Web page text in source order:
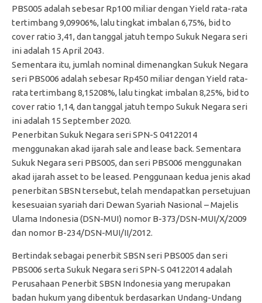
PBS005 adalah sebesar Rp100 miliar dengan Yield rata-rata
tertimbang 9,09906%, lalu tingkat imbalan 6,75%, bid to
cover ratio 3,41, dan tanggal jatuh tempo Sukuk Negara seri
ini adalah 15 April 2043.
Sementara itu, jumlah nominal dimenangkan Sukuk Negara
seri PBS006 adalah sebesar Rp450 miliar dengan Yield rata-
rata tertimbang 8,15208%, lalu tingkat imbalan 8,25%, bid to
cover ratio 1,14, dan tanggal jatuh tempo Sukuk Negara seri
ini adalah 15 September 2020.
Penerbitan Sukuk Negara seri SPN-S 04122014
menggunakan akad ijarah sale and lease back. Sementara
Sukuk Negara seri PBS005, dan seri PBS006 menggunakan
akad ijarah asset to be leased. Penggunaan kedua jenis akad
penerbitan SBSN tersebut, telah mendapatkan persetujuan
kesesuaian syariah dari Dewan Syariah Nasional – Majelis
Ulama Indonesia (DSN-MUI) nomor B-373/DSN-MUI/X/2009
dan nomor B-234/DSN-MUI/II/2012.
Bertindak sebagai penerbit SBSN seri PBS005 dan seri
PBS006 serta Sukuk Negara seri SPN-S 04122014 adalah
Perusahaan Penerbit SBSN Indonesia yang merupakan
badan hukum yang dibentuk berdasarkan Undang-Undang